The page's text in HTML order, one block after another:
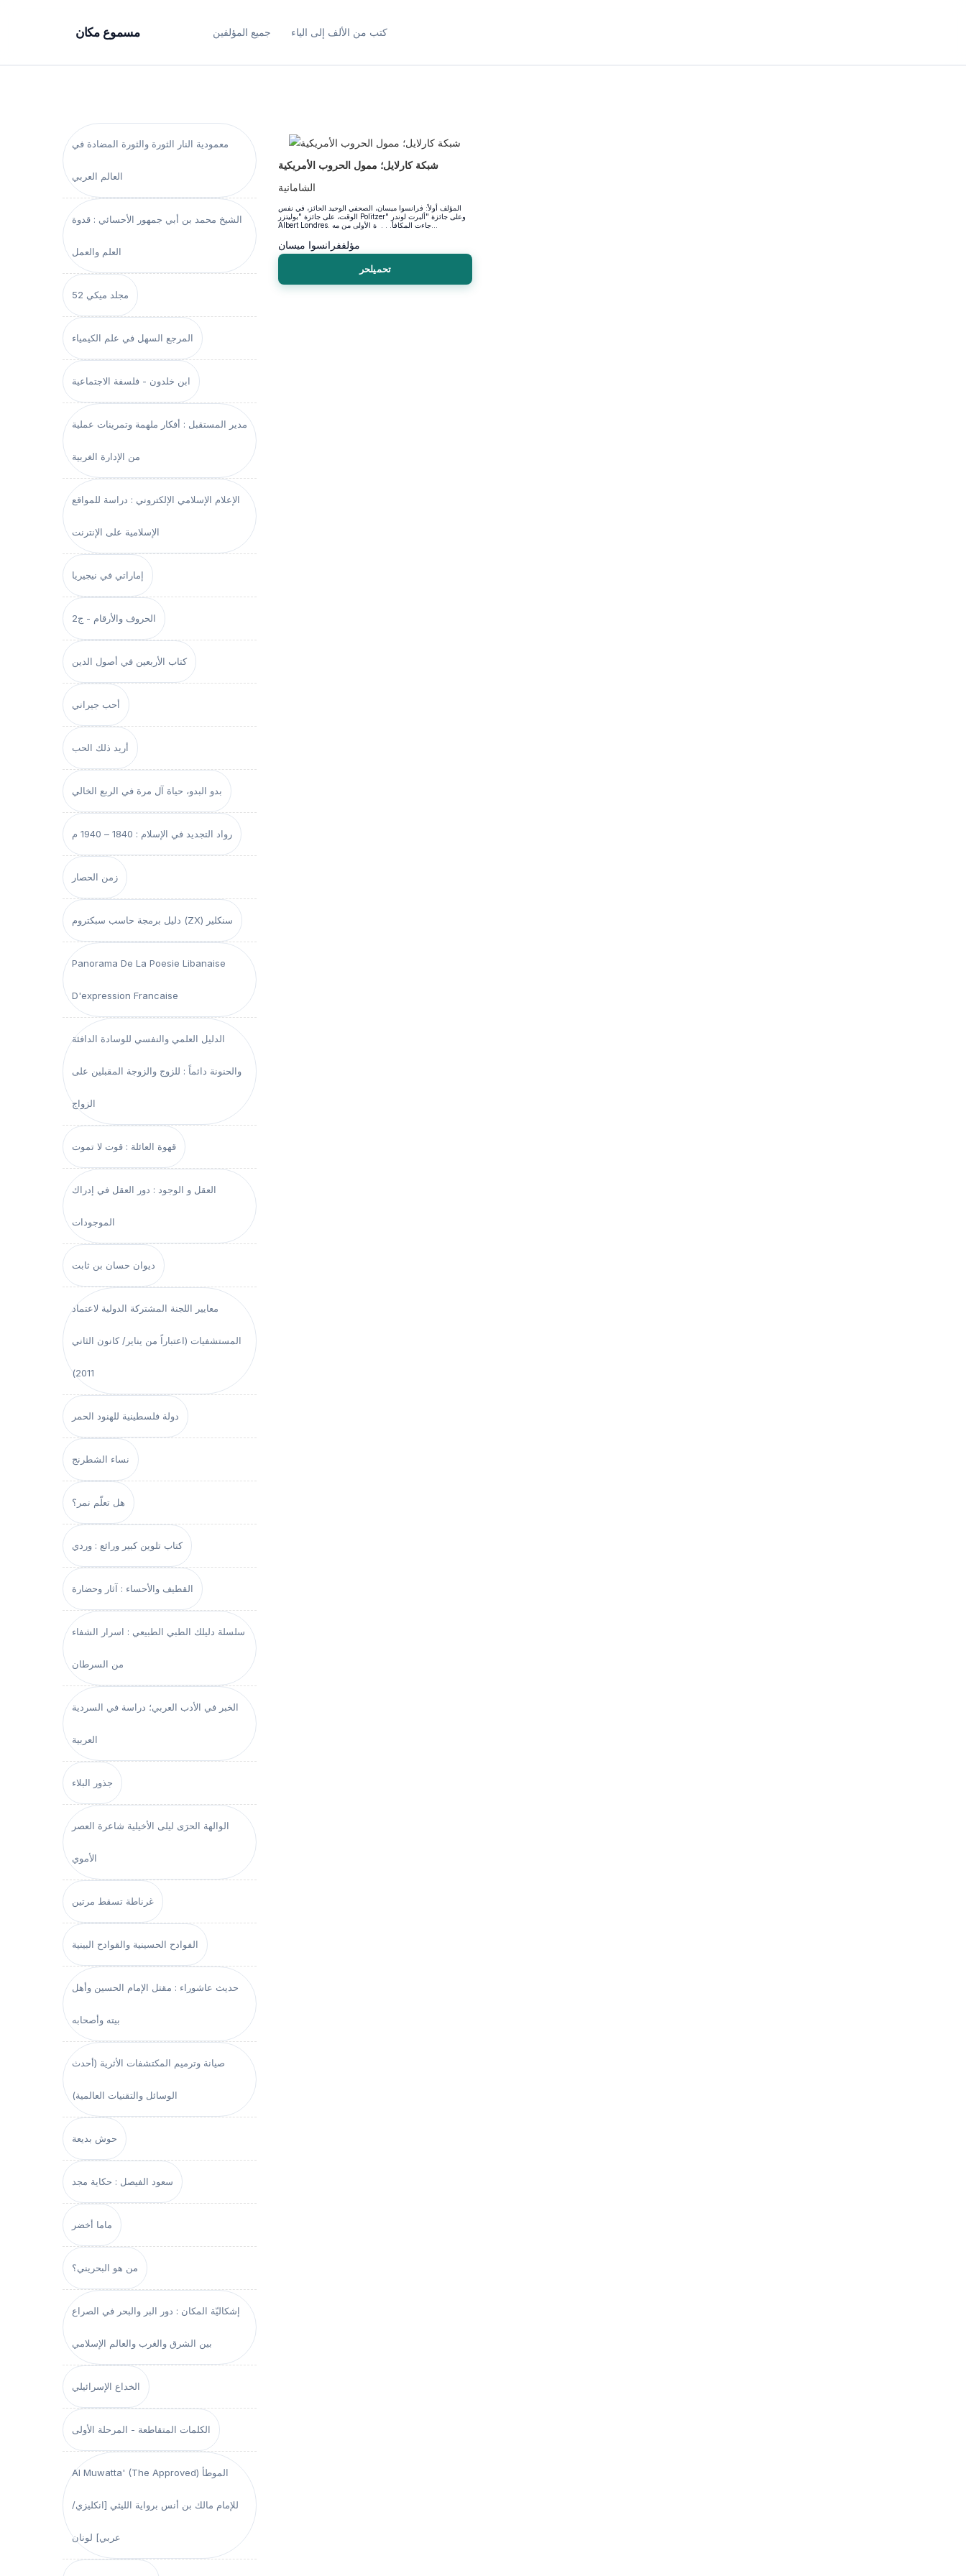
مسموع مكان جميع المؤلفين كتب من الألف إلى الياء
معمودية النار الثورة والثورة المضادة في
العالم العربي
الشيخ محمد بن أبي جمهور الأحسائي : قدوة
العلم والعمل
مجلد ميكي 52
المرجع السهل في علم الكيمياء
ابن خلدون - فلسفة الاجتماعية
مدير المستقبل : أفكار ملهمة وتمرينات عملية
من الإدارة الغربية
الإعلام الإسلامي الإلكتروني : دراسة للمواقع
الإسلامية على الإنترنت
إماراتي في نيجيريا
الحروف والأرقام - ج2
كتاب الأربعين في أصول الدين
أحب جيراني
أريد ذلك الحب
بدو البدو، حياة آل مرة في الربع الخالي
رواد التجديد في الإسلام : 1840 – 1940 م
زمن الحصار
دليل برمجة حاسب سبكتروم (ZX) سنكلير
Panorama De La Poesie Libanaise
D'expression Francaise
الدليل العلمي والنفسي للوسادة الدافئة
والحنونة دائماً : للزوج والزوجة المقبلين على
الزواج
قهوة العائلة : قوت لا تموت
العقل و الوجود : دور العقل في إدراك
الموجودات
ديوان حسان بن ثابت
معايير اللجنة المشتركة الدولية لاعتماد
المستشفيات (اعتباراً من يناير/ كانون الثاني
2011)
دولة فلسطينية للهنود الحمر
نساء الشطرنج
هل تعلّم نمر؟
كتاب تلوين كبير ورائع : وردي
القطيف والأحساء : آثار وحضارة
سلسلة دليلك الطبي الطبيعي : اسرار الشفاء
من السرطان
الخبر في الأدب العربي؛ دراسة في السردية
العربية
جذور البلاء
الوالهة الحرَى ليلى الأخيلية شاعرة العصر
الأموي
غرناطة تسقط مرتين
الفوادح الحسينية والقوادح البينية
حديث عاشوراء : مقتل الإمام الحسين وأهل
بيته وأصحابه
صيانة وترميم المكتشفات الأثرية (أحدث
الوسائل والتقنيات العالمية)
حوش بديعة
سعود الفيصل : حكاية مجد
ماما أخضر
من هو البحريني؟
إشكاليّة المكان : دور البر والبحر في الصراع
بين الشرق والغرب والعالم الإسلامي
الخداع الإسرائيلي
الكلمات المتقاطعة - المرحلة الأولى
Al Muwatta' (The Approved) الموطأ
للإمام مالك بن أنس برواية الليثي [انكليزي/
عربي] لونان
شبكة كارلايل؛ ممول الحروب الأمريكية
الشامانية
المؤلف أولاً: فرانسوا ميسان، الصحفي الوحيد الحائز، في نفس
الوقت، على جائزة "بوليتزر Politzer" وعلى جائزة "ألبرت لوندر
مؤلففرانسوا ميسان
تحميلحر